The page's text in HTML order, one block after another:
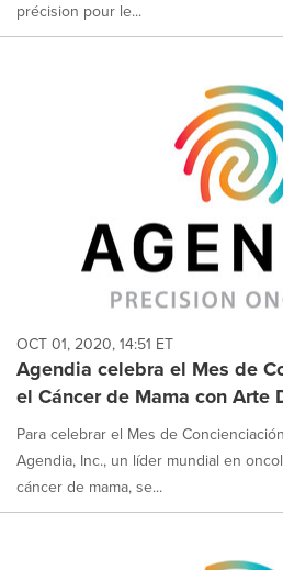
précision pour le...
OCT 01, 2020, 14:51 ET
Agendia celebra el Mes de
el Cáncer de Mama con Arte
Para celebrar el Mes de
Agendia, Inc., un líder mundial en
cáncer de mama, se...